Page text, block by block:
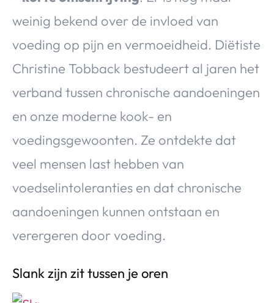
weinig bekend over de invloed van
voeding op pijn en vermoeidheid. Diëtiste
Christine Tobback bestudeert al jaren het
verband tussen chronische aandoeningen
en onze moderne kook- en
voedingsgewoonten. Ze ontdekte dat
veel mensen last hebben van
voedselintoleranties en dat chronische
aandoeningen kunnen ontstaan en
verergeren door voeding.
Slank zijn zit tussen je oren